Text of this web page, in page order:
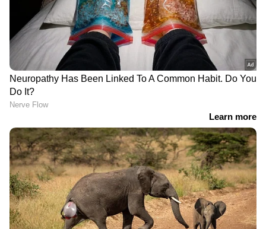
റിലീസിനൊരുങ്ങുന്നു;
നാനി ചിത്രത്തിന്റെ ടീസർ
പുറത്ത്
'തുടക്കം'; വിസ്‍മയ
മോഹന്‍ലാലിന്
ആശംസകളുമായി മമ്മൂട്ടി
LATEST VIDEOS
9 At Nine Malayalam News |
വാർത്തകൾ വിശദമായി | 06 August
2026
'ഏരിയ കമ്മിറ്റി ഓഫീസ്
നിർമ്മാണത്തിൽ അവതരിപ്പിച്ച
കണക്കിൽ മാസങ്ങൾക്കുശേഷം
ലക്ഷങ്ങൾ കൂടിയതെങ്ങനെ?'